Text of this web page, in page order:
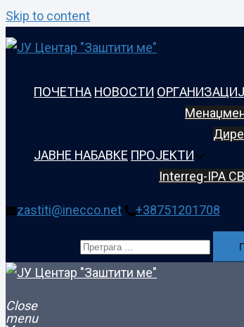
Skip to content
ПОЧЕТНА НОВОСТИ
ЈАВНЕ НАБАВКЕ ПРОЈЕКТИ
Interreg-IPA
zastiti@inecco.net +38751201708
Close
menu